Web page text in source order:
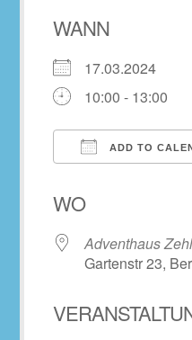
WANN
17.03.2024
10:00 - 13:00
ADD TO
WO
Adventhaus
Gartenstr 23,